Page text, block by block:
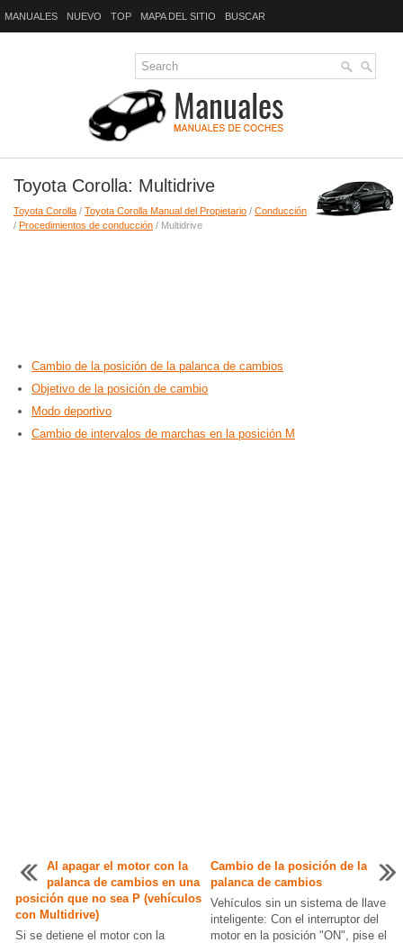
MANUALES NUEVO TOP MAPA DEL SITIO BUSCAR
Toyota Corolla: Multidrive
Toyota Corolla / Toyota Corolla Manual del Propietario / Conducción
/ Procedimientos de conducción / Multidrive
Cambio de la posición de la palanca de cambios
Objetivo de la posición de cambio
Modo deportivo
Cambio de intervalos de marchas en la posición M
Al apagar el motor con la
palanca de cambios en una
posición que no sea P (vehículos
con Multidrive)
Si se detiene el motor con la
Cambio de la posición de la
palanca de cambios
Vehículos sin un sistema de llave
inteligente: Con el interruptor del
motor en la posición "ON", pise el